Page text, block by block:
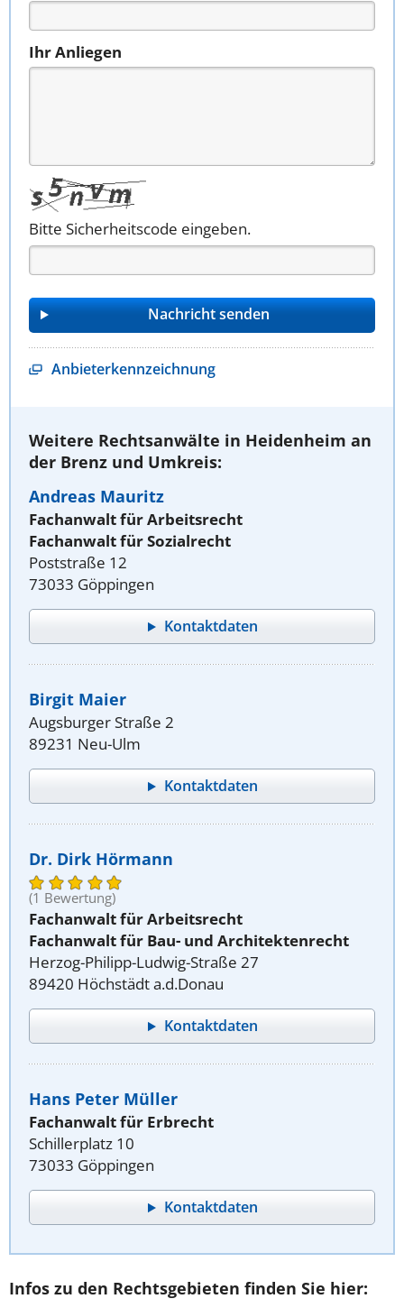
Ihr Anliegen
Bitte Sicherheitscode eingeben.
Anbieterkennzeichnung
Weitere Rechtsanwälte in Heidenheim an
der Brenz und Umkreis:
Andreas Mauritz
Fachanwalt für Arbeitsrecht
Fachanwalt für Sozialrecht
Poststraße 12
73033 Göppingen
Kontaktdaten
Birgit Maier
Augsburger Straße 2
89231 Neu-Ulm
Kontaktdaten
Dr. Dirk Hörmann
(1 Bewertung)
Fachanwalt für Arbeitsrecht
Fachanwalt für Bau- und Architektenrecht
Herzog-Philipp-Ludwig-Straße 27
89420 Höchstädt a.d.Donau
Kontaktdaten
Hans Peter Müller
Fachanwalt für Erbrecht
Schillerplatz 10
73033 Göppingen
Kontaktdaten
Infos zu den Rechtsgebieten finden Sie hier: